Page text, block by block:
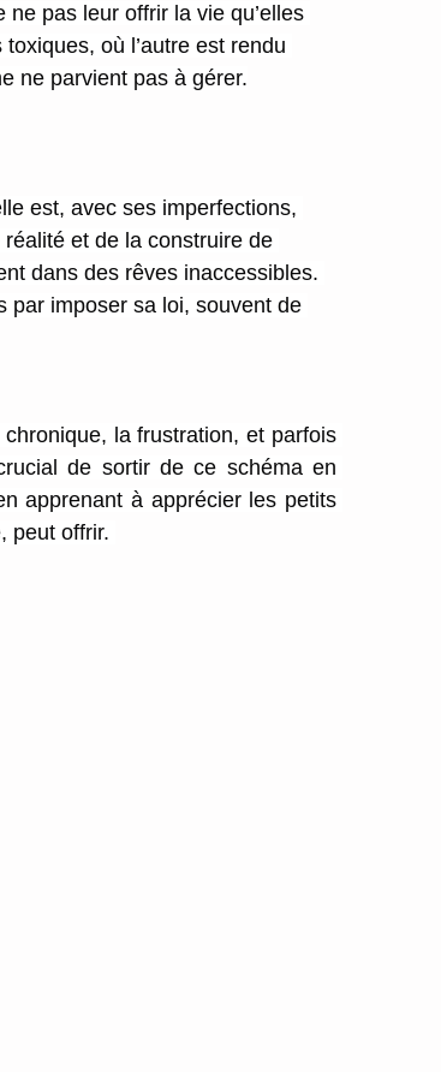
pas leur offrir la vie qu’elles
où l’autre est rendu
ne parvient pas à gérer.
est, avec ses imperfections,
et de la construire de
dans des rêves inaccessibles.
par imposer sa loi, souvent de
la frustration, et parfois
de sortir de ce schéma en
apprenant à apprécier les petits
peut offrir.